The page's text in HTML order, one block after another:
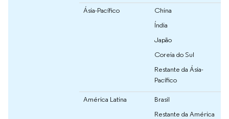
Ásia-Pacífico
China
Índia
Japão
Coreia do Sul
Restante da Ásia-
Pacífico
América Latina
Brasil
Restante da América